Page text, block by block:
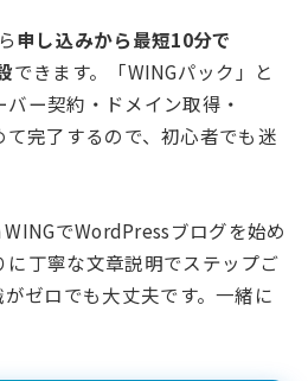
申し込みから最短10分で
できます。「WINGパック」と
ー契約・ドメイン取得・
完了するので、初心者でも迷
でWordPressブログを始め
に丁寧な文章説明でステップご
ゼロでも大丈夫です。一緒に